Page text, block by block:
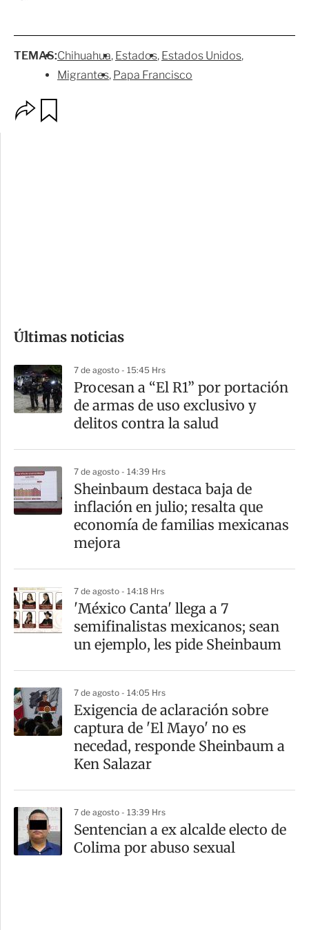
TEMAS:Chihuahua Estados Estados Unidos
Migrantes Papa Francisco
p
m
a
r
t
Últimas noticias
7 de agosto - 15:45 Hrs
Procesan a “El R1” por portación
de armas de uso exclusivo y
delitos contra la salud
7 de agosto - 14:39 Hrs
Sheinbaum destaca baja de
inflación en julio; resalta que
economía de familias mexicanas
mejora
7 de agosto - 14:18 Hrs
'México Canta' llega a 7
semifinalistas mexicanos; sean
un ejemplo, les pide Sheinbaum
7 de agosto - 14:05 Hrs
Exigencia de aclaración sobre
captura de 'El Mayo' no es
necedad, responde Sheinbaum a
Ken Salazar
7 de agosto - 13:39 Hrs
Sentencian a ex alcalde electo de
Colima por abuso sexual